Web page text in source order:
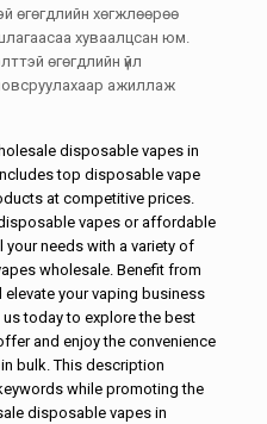
өгөгдлийн хөгжлөөрөө
хуваалцсан юм.
өгөгдлийн үйл
ажиллаж
disposable vapes in
top disposable vape
at competitive prices.
vapesor affordable
needs with a variety of
wholesale. Benefit from
your vaping business
today to explore the best
and enjoy the convenience
bulk. This description
while promoting the
disposable vapes in